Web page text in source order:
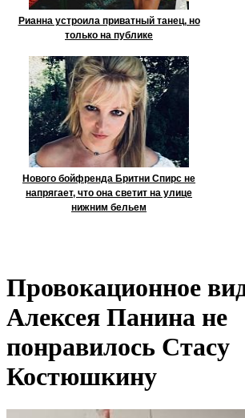
Рианна устроила приватный танец, но
только на публике
Нового бойфренда Бритни Спирс не
напрягает, что она светит на улице
нижним бельем
Провокационное
Алексея Панина не
понравилось Стасу
Костюшкину